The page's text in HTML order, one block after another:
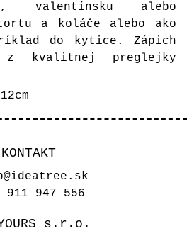
valentínsku alebo
tortu a koláče alebo ako
do kytice. Zápich
z kvalitnej preglejky
KONTAKT
911 947 556
s.r.o.